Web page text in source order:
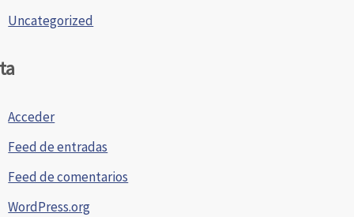
Uncategorized
Acceder
Feed de entradas
Feed de comentarios
WordPress.org